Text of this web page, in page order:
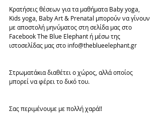
Κρατήσεις θέσεων για τα μαθήματα Baby yoga,
Kids yoga, Baby Art & Prenatal μπορούν να γίνουν
με αποστολή μηνύματος στη σελίδα μας στο
Facebook The Blue Elephant ή μέσω της
ιστοσελίδας μας στο info@theblueelephant.gr
Στρωματάκια διαθέτει ο χώρος, αλλά οποίος
μπορεί να φέρει το δικό του.
Σας περιμένουμε με πολλή χαρά!!